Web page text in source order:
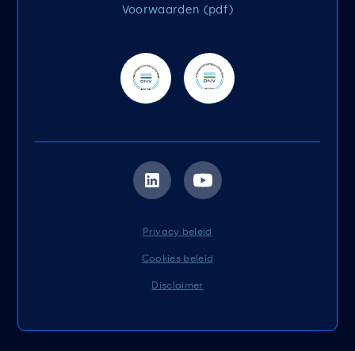
Voorwaarden (pdf)
Privacy beleid
Cookies beleid
Disclaimer